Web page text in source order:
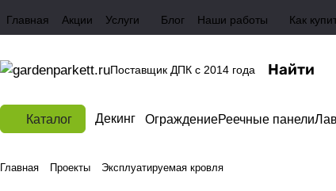
Главная Акции Услуги Блог Наши работы Как
Поставщик ДПК с 2014 года
Каталог Декинг ОграждениеРеечные панели
Главная Проекты Эксплуатируемая кровля